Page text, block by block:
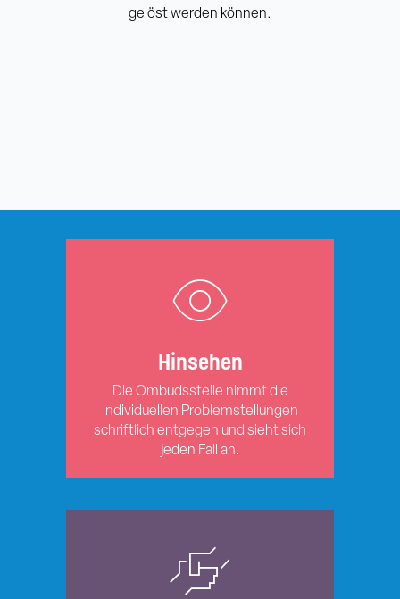
gelöst werden können.
Hinsehen
Die Ombudsstelle nimmt die
individuellen Problemstellungen
schriftlich entgegen und sieht sich
jeden Fall an.